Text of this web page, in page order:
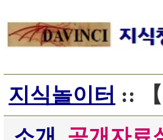
지식놀이터 :: 【